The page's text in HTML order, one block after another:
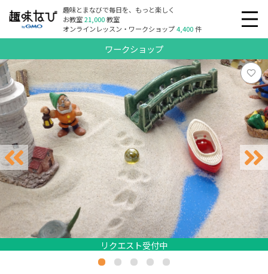
趣味とまなびで毎日を、もっと楽しく
お教室21,000教室
オンラインレッスン・ワークショップ4,400件
ワークショップ
リクエスト受付中
リクエスト受付中
リクエスト受付中
リクエスト受付中
リクエスト受付中
リクエスト受付中